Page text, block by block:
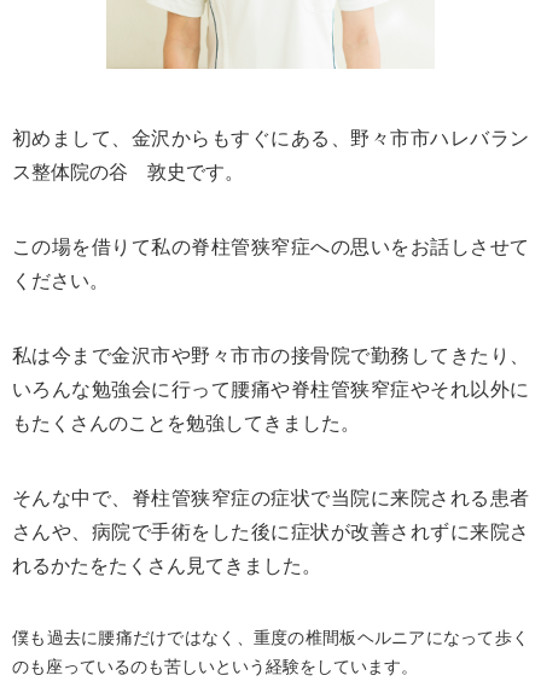
初めまして、金沢からもすぐにある、野々市市ハレバラン
ス整体院の谷 敦史です。
この場を借りて私の脊柱管狭窄症への思いをお話しさせて
ください。
私は今まで金沢市や野々市市の接骨院で勤務してきたり、
いろんな勉強会に行って腰痛や脊柱管狭窄症やそれ以外に
もたくさんのことを勉強してきました。
そんな中で、脊柱管狭窄症の症状で当院に来院される患者
さんや、病院で手術をした後に症状が改善されずに来院さ
れるかたをたくさん見てきました。
僕も過去に腰痛だけではなく、重度の椎間板ヘルニアになって歩く
のも座っているのも苦しいという経験をしています。